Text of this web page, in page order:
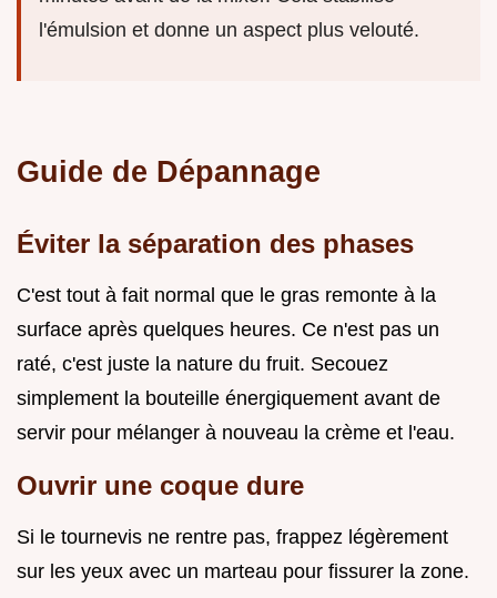
l'émulsion et donne un aspect plus velouté.
Guide de Dépannage
Éviter la séparation des phases
C'est tout à fait normal que le gras remonte à la
surface après quelques heures. Ce n'est pas un
raté, c'est juste la nature du fruit. Secouez
simplement la bouteille énergiquement avant de
servir pour mélanger à nouveau la crème et l'eau.
Ouvrir une coque dure
Si le tournevis ne rentre pas, frappez légèrement
sur les yeux avec un marteau pour fissurer la zone.